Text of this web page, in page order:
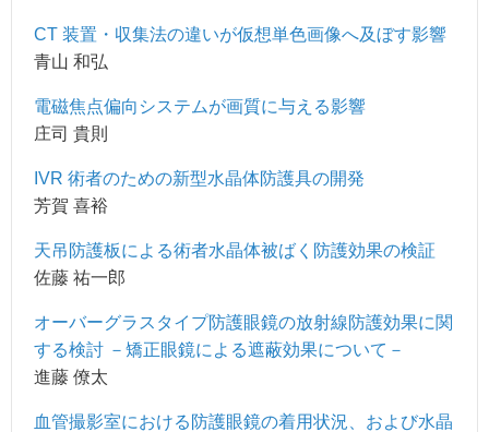
CT 装置・収集法の違いが仮想単色画像へ及ぼす影響
青山 和弘
電磁焦点偏向システムが画質に与える影響
庄司 貴則
IVR 術者のための新型水晶体防護具の開発
芳賀 喜裕
天吊防護板による術者水晶体被ばく防護効果の検証
佐藤 祐一郎
オーバーグラスタイプ防護眼鏡の放射線防護効果に関
する検討 －矯正眼鏡による遮蔽効果について－
進藤 僚太
血管撮影室における防護眼鏡の着用状況、および水晶